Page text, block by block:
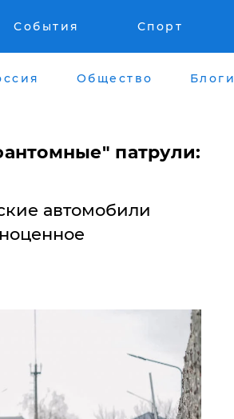
События Спорт
Общество Блоги
патрули:
автомобили